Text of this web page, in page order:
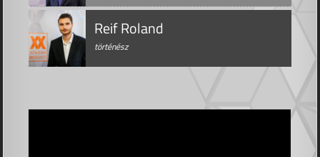
Reif Roland
történész